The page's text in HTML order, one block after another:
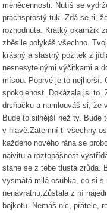
méněcennosti. Nutíš se
prachsprostý tuk. Zdá se ti,
rozhodnuta. Krátký okamžik
zběsile polykáš všechno.
krásný a slastný požitek z
nesnesytelnými výčitkami a
mísou. Poprvé je to nejhorší.
spokojenost. Dokázala jsi
drsňačku a namlouváš si, že
Bude to silnější než ty. Bude
v hlavě.Zatemní ti všechny
každého nového rána se
naivitu a roztopášnost
stane se z tebe tlustá zrůda.
vysmátá milá osůbka, co si s
nenávratnu.Zůstala z ní
bojkotu. Nemáš nic, přátele,